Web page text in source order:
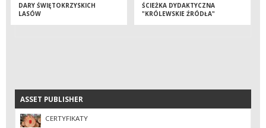
DARY ŚWIĘTOKRZYSKICH
LASÓW
ŚCIEŻKA DYDAKTYCZNA
"KRÓLEWSKIE ŹRÓDŁA"
ASSET PUBLISHER
ASSET PUBLISHER
CERTYFIKATY